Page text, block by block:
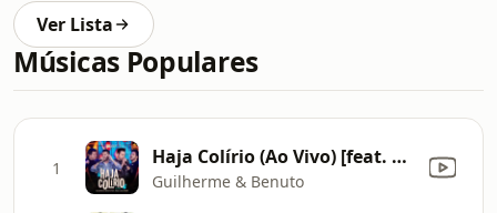
Ver Lista
Músicas Populares
1 Haja Colírio (Ao Vivo) [feat. Hugo & Guilherme]
Guilherme & Benuto